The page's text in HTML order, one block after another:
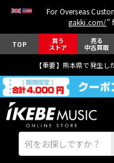
For Overseas
gakki.com/"
TOP 買う
ストア
売る
中古買取
【重要】熊本県で発生